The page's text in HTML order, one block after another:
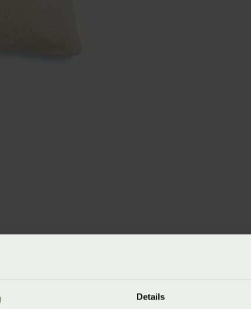
Details
in de winkel. Wil je het product in de winkel